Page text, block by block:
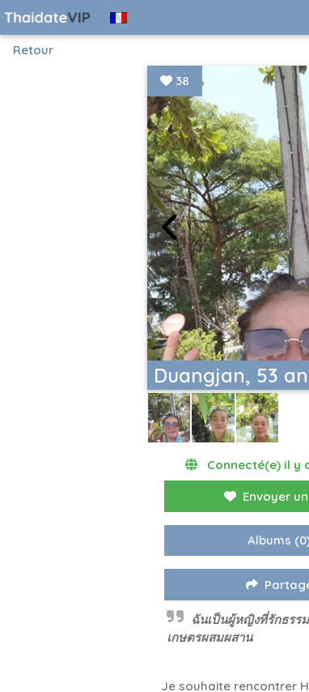
Retour
Duangjan, 53
38
Connecté(e) il y
Envoyer
Albums
ฉันเป็นผู้หญิงที่รักธรร
เกษตรผสมผสาน
Je souhaite rencontrer